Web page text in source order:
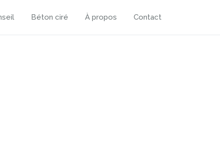
Béton ciré À propos Contact